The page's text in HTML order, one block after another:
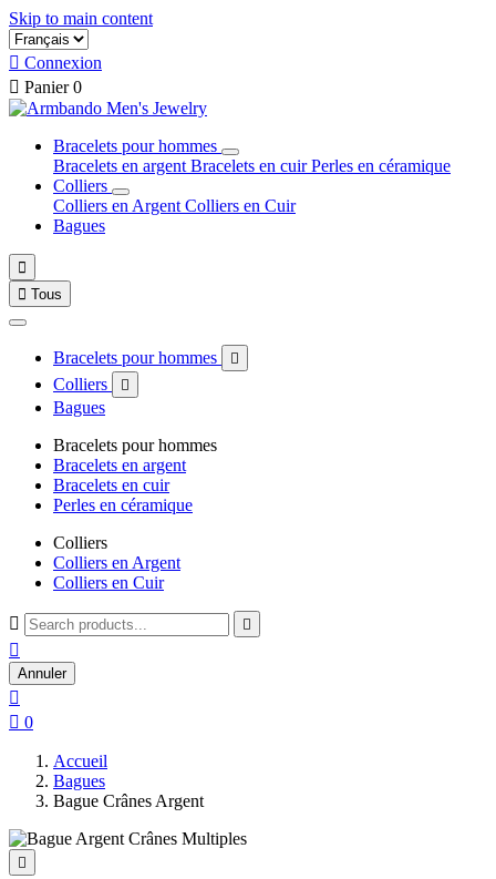
Skip to main content
 Connexion
 Panier 0
Bracelets pour hommes
Bracelets en argent Bracelets en cuirPerles en céramique
Colliers
Colliers en Argent Colliers en Cuir
Bagues

 Tous
Bracelets pour hommes 
Colliers 
Bagues
Bracelets pour hommes
Bracelets en argent
Bracelets en cuir
Perles en céramique
Colliers
Colliers en Argent
Colliers en Cuir
 

Annuler

 0
Accueil
Bagues
Bague Crânes Argent
